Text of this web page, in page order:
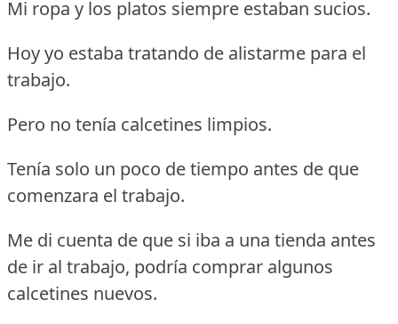
Mi ropa y los platos siempre estaban sucios.
Hoy yo estaba tratando de alistarme para el
trabajo.
Pero no tenía calcetines limpios.
Tenía solo un poco de tiempo antes de que
comenzara el trabajo.
Me di cuenta de que si iba a una tienda antes
de ir al trabajo, podría comprar algunos
calcetines nuevos.